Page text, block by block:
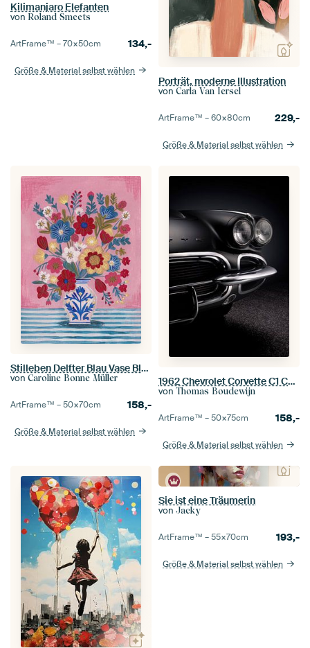
Kilimanjaro Elefanten
von Roland Smeets
ArtFrame™ –70×50cm 134,-
Größe & Material selbst wählen
Porträt, moderne Illustration
von Carla Van Iersel
ArtFrame™ –60×80cm 229,-
Größe & Material selbst wählen
Stilleben Delfter Blau Vase Blumenstrauß Helle Farben
von Caroline Bonne Müller
ArtFrame™ –50×70cm 158,-
Größe & Material selbst wählen
1962 Chevrolet Corvette C1 Cabrio vorne in schwarz chrom
von Thomas Boudewijn
ArtFrame™ –50×75cm 158,-
Größe & Material selbst wählen
Sie ist eine Träumerin
von Jacky
ArtFrame™ –55×70cm 193,-
Größe & Material selbst wählen